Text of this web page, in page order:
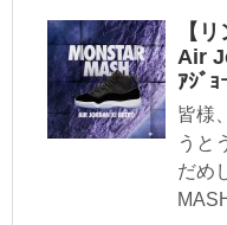
【
Air
ｱｼﾞｮ
皆様
うと
だめ